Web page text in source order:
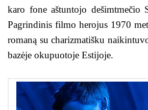
karo fone aštuntojo dešimtmečio
Pagrindinis filmo herojus 1970
romaną su charizmatišku
bazėje okupuotoje Estijoje.